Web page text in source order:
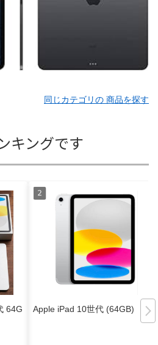
同じカテゴリの 商品を探す
キングです
64G
Apple iPad 10世代 (64GB)